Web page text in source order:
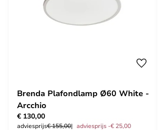
Brenda Plafondlamp Ø60 White -
Arcchio
€ 130,00
adviesprijs€ 155,00 adviesprijs -€ 25,00